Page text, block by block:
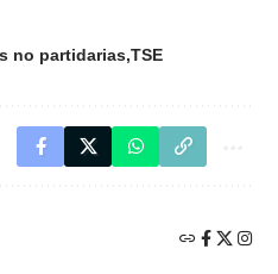
no partidarias TSE